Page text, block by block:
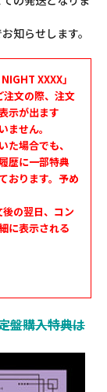
知らせします。
XXXX」
注文の際、注文
示が出ます
せん。
場合でも、
歴に一部特典
おります。予め
の翌日、コン
に表示される
盤購入特典は